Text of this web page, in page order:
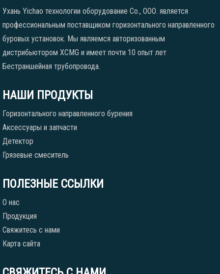
Ухань Yichao технологии оборудование Co., ООО. является
профессиональным поставщиком горизонтального направленного
буровых установок. Мы являемся авторизованным
дистрибьютором XCMG и имеет почти 10 опыт лет
Бестраншейная трубопровода.
НАШИ ПРОДУКТЫ
Горизонтального направленного бурения
Аксессуары и запчасти
Детектор
Грязевые смеситель
ПОЛЕЗНЫЕ ССЫЛКИ
О нас
Продукция
Свяжитесь с нами
Карта сайта